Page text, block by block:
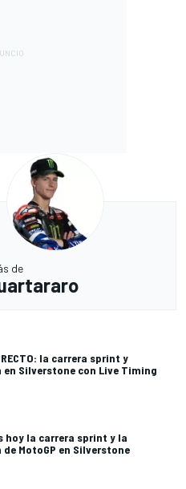
de
la carrera sprint y
Silverstone con Live Timing
hoy la carrera sprint y la
MotoGP en Silverstone